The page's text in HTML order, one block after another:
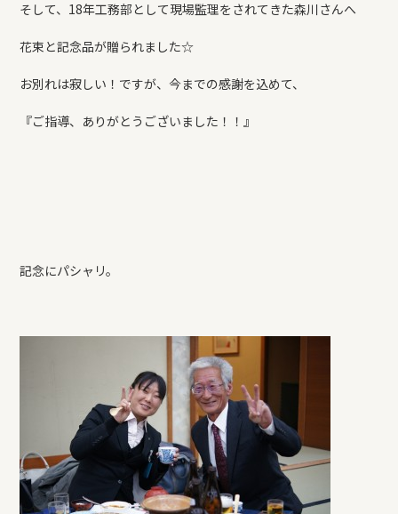
そして、18年工務部として現場監理をされてきた森川さんへ
花束と記念品が贈られました☆
お別れは寂しい！ですが、今までの感謝を込めて、
『ご指導、ありがとうございました！！』
記念にパシャリ。